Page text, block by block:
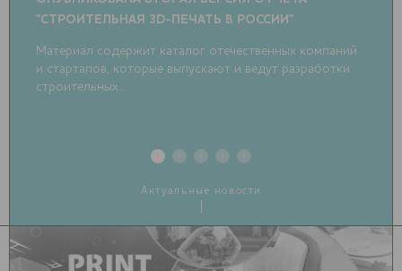
"СТРОИТЕЛЬНАЯ 3D-ПЕЧАТЬ В РОССИИ"
Материал содержит каталог отечественных компаний
и стартапов, которые выпускают и ведут разработки
строительных...
Актуальные новости